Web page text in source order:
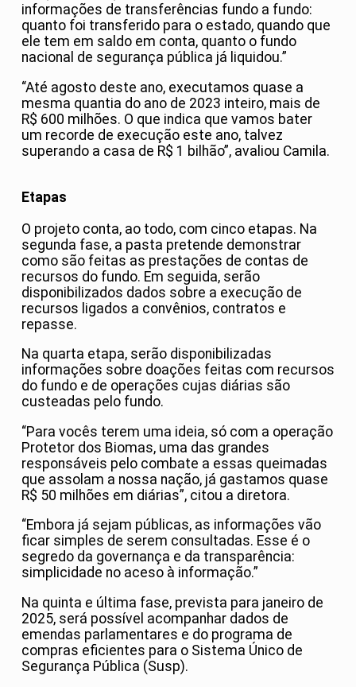
informações de transferências fundo a fundo:
quanto foi transferido para o estado, quando que
ele tem em saldo em conta, quanto o fundo
nacional de segurança pública já liquidou.”
“Até agosto deste ano, executamos quase a
mesma quantia do ano de 2023 inteiro, mais de
R$ 600 milhões. O que indica que vamos bater
um recorde de execução este ano, talvez
superando a casa de R$ 1 bilhão”, avaliou Camila.
Etapas
O projeto conta, ao todo, com cinco etapas. Na
segunda fase, a pasta pretende demonstrar
como são feitas as prestações de contas de
recursos do fundo. Em seguida, serão
disponibilizados dados sobre a execução de
recursos ligados a convênios, contratos e
repasse.
Na quarta etapa, serão disponibilizadas
informações sobre doações feitas com recursos
do fundo e de operações cujas diárias são
custeadas pelo fundo.
“Para vocês terem uma ideia, só com a operação
Protetor dos Biomas, uma das grandes
responsáveis pelo combate a essas queimadas
que assolam a nossa nação, já gastamos quase
R$ 50 milhões em diárias”, citou a diretora.
“Embora já sejam públicas, as informações vão
ficar simples de serem consultadas. Esse é o
segredo da governança e da transparência:
simplicidade no aceso à informação.”
Na quinta e última fase, prevista para janeiro de
2025, será possível acompanhar dados de
emendas parlamentares e do programa de
compras eficientes para o Sistema Único de
Segurança Pública (Susp).